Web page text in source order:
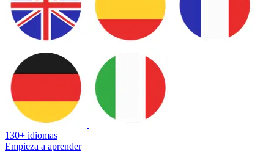
130+ idiomas
Empieza a aprender